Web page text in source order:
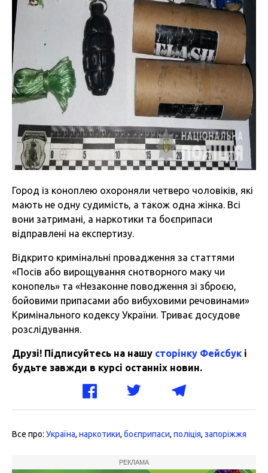
Город із коноплею охороняли четверо чоловіків, які
мають не одну судимість, а також одна жінка. Всі
вони затримані, а наркотики та боєприпаси
відправлені на експертизу.
Відкрито кримінальні провадження за статтями
«Посів або вирощування снотворного маку чи
конопель» та «Незаконне поводження зі зброєю,
бойовими припасами або вибуховими речовинами»
Кримінального кодексу України. Триває досудове
розслідування.
Друзі! Підписуйтесь на нашу сторінку Фейсбук і
будьте завжди в курсі останніх новин.
Все про: Україна, наркотики, боєприпаси, поліція, запоріжжя
РЕКЛАМА